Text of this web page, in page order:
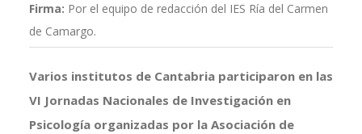
Firma: Por el equipo de redacción del IES Ría del Carmen
de Camargo.
Varios institutos de Cantabria participaron en las
VI Jornadas Nacionales de Investigación en
Psicología organizadas por la Asociación de